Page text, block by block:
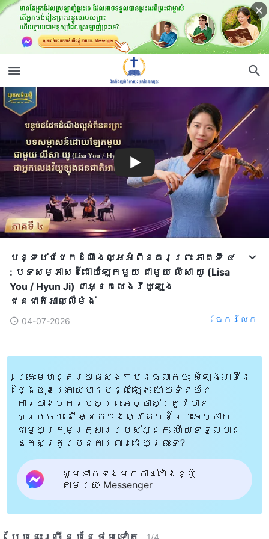
បន្ទប់ជជែកដំណឹងល្អអំពីនគរព្រះ ភាគទី ៤
: បទសម្ភាសន៍ដោយឡែកមួយ ជាមួយ លីសា យូ (Lisa
You / Hyun Ji) ជាអ្នកលេងវីយូឡុង
ជនជាតិអាល្លឺម៉ង់
04-07-2026 ចែក​រំលែក
គ្រោះមហន្តរាយផ្សេងៗបានធ្លាក់ចុះ សំឡេងរោទិ៍នៃ
ថ្ងៃចុងក្រោយបានបន្លឺឡើង ហើយទំនាយនៃ
ការយាងមករបស់ព្រះអម្ចាស់ត្រូវបាន
សម្រេច។ តើអ្នកចង់ស្វាគមន៍ព្រះអម្ចាស់
ជាមួយក្រុមគ្រួសាររបស់អ្នក ហើយទទួលបាន
ឱកាសត្រូវបានការពារដោយព្រះទេ?
សូមទាក់ទងមកកាន់យើងខ្ញុំ
តាមរយៈ Messenger
1/4